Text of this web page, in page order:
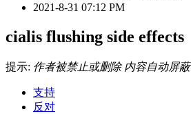
2021-8-31 07:12 PM
cialis flushing side effects
提示: 作者被禁止或删除 内容自动屏蔽
支持
反对